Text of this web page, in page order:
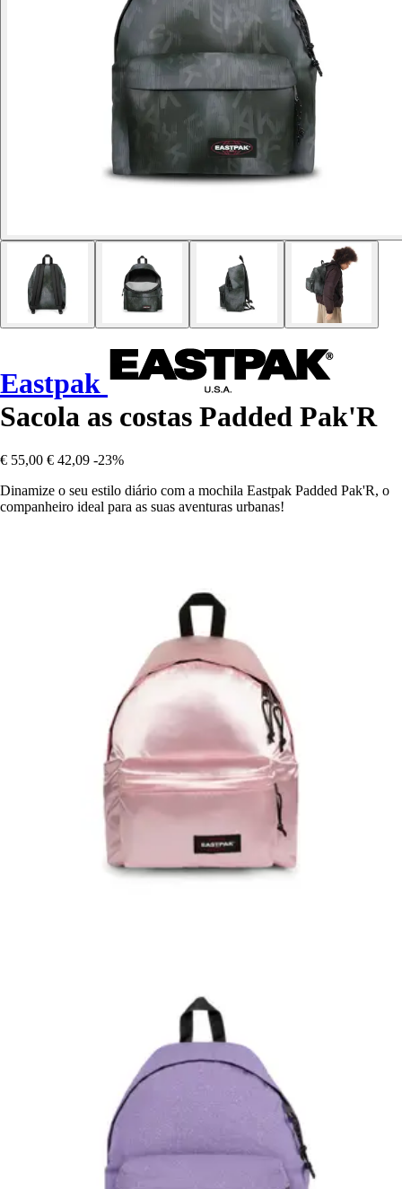
Eastpak
Sacola as costas Padded Pak'R
€ 55,00 € 42,09 -23%
Dinamize o seu estilo diário com a mochila Eastpak Padded Pak'R, o
companheiro ideal para as suas aventuras urbanas!